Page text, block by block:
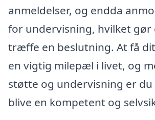
anmeldelser, og endda
for undervisning, hvilket
træffe en beslutning. At få
en vigtig milepæl i livet, og
støtte og undervisning er du
blive en kompetent og